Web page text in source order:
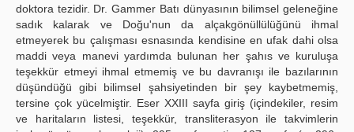
doktora tezidir. Dr. Gammer Batı dünyasının bilimsel geleneğine
sadık kalarak ve Doğu'nun da alçakgönüllülüğünü ihmal
etmeyerek bu çalışması esnasında kendisine en ufak dahi olsa
maddi veya manevi yardımda bulunan her şahıs ve kuruluşa
teşekkür etmeyi ihmal etmemiş ve bu davranışı ile bazılarının
düşündüğü gibi bilimsel şahsiyetinden bir şey kaybetmemiş,
tersine çok yücelmiştir. Eser XXIII sayfa giriş (içindekiler, resim
ve haritaların listesi, teşekkür, transliterasyon ile takvimlerin